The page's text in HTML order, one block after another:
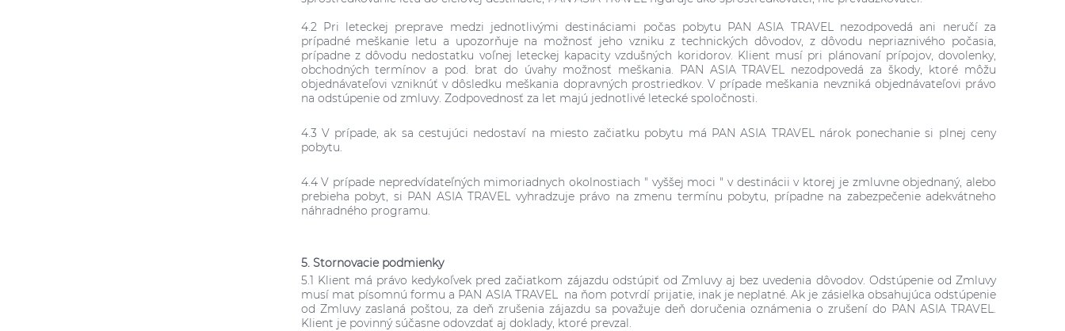
4.2 Pri leteckej preprave medzi jednotlivými destináciami počas pobytu PAN ASIA TRAVEL nezodpovedá ani neručí za
prípadné meškanie letu a upozorňuje na možnosť jeho vzniku z technických dôvodov, z dôvodu nepriaznivého počasia,
prípadne z dôvodu nedostatku voľnej leteckej kapacity vzdušných koridorov. Klient musí pri plánovaní prípojov, dovolenky,
obchodných termínov a pod. brat do úvahy možnosť meškania. PAN ASIA TRAVEL nezodpovedá za škody, ktoré môžu
objednávateľovi vzniknúť v dôsledku meškania dopravných prostriedkov. V prípade meškania nevzniká objednávateľovi právo
na odstúpenie od zmluvy. Zodpovednosť za let majú jednotlivé letecké spoločnosti.
4.3 V prípade, ak sa cestujúci nedostaví na miesto začiatku pobytu má PAN ASIA TRAVEL nárok ponechanie si plnej ceny
pobytu.
4.4 V prípade nepredvídateľných mimoriadnych okolnostiach " vyššej moci " v destinácii v ktorej je zmluvne objednaný, alebo
prebieha pobyt, si PAN ASIA TRAVEL vyhradzuje právo na zmenu termínu pobytu, prípadne na zabezpečenie adekvátneho
náhradného programu.
5. Stornovacie podmienky
5.1 Klient má právo kedykoľvek pred začiatkom zájazdu odstúpiť od Zmluvy aj bez uvedenia dôvodov. Odstúpenie od Zmluvy
musí mat písomnú formu a PAN ASIA TRAVEL na ňom potvrdí prijatie, inak je neplatné. Ak je zásielka obsahujúca odstúpenie
od Zmluvy zaslaná poštou, za deň zrušenia zájazdu sa považuje deň doručenia oznámenia o zrušení do PAN ASIA TRAVEL.
Klient je povinný súčasne odovzdať aj doklady, ktoré prevzal.